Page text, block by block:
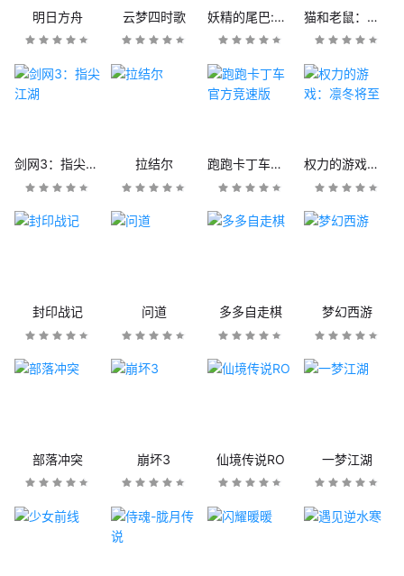
明日方舟 云梦四时歌 妖精的尾巴:魔导少年 猫和老鼠：欢乐互动
剑网3：指尖江湖 拉结尔 跑跑卡丁车官方竞速版 权力的游戏：凛冬将至
封印战记 问道 多多自走棋 梦幻西游
部落冲突 崩坏3 仙境传说RO 一梦江湖